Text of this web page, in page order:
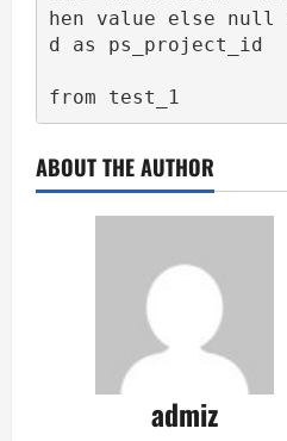
hen
value else null
d
as ps_project_id
from test_1
ABOUT THE AUTHOR
admiz